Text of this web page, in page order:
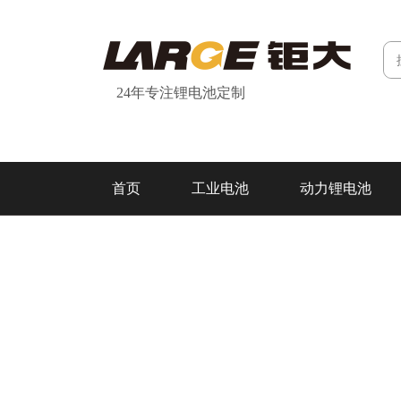
24年专注锂电池定制
首页 工业电池 动力锂电池